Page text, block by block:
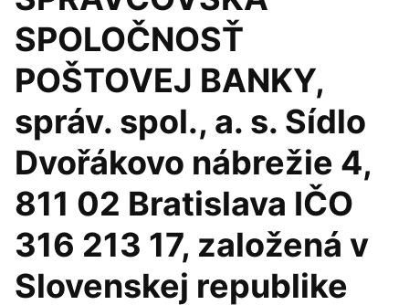
SPOLOČNOSŤ
POŠTOVEJ BANKY,
správ. spol., a. s. Sídlo
Dvořákovo nábrežie 4,
811 02 Bratislava IČO
316 213 17, založená v
Slovenskej republike